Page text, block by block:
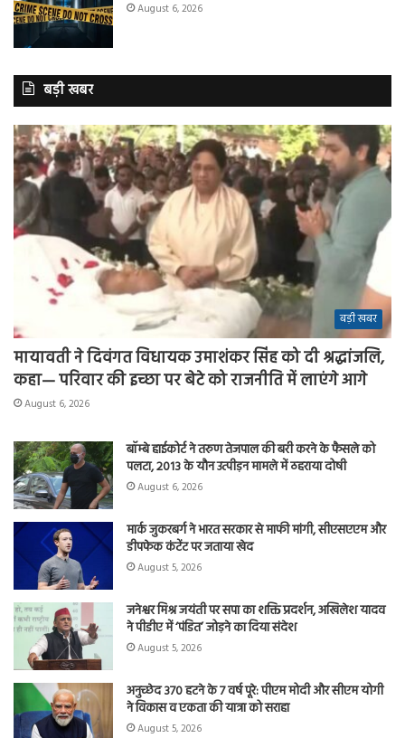
August 6, 2026
बड़ी खबर
बड़ी खबर
मायावती ने दिवंगत विधायक उमाशंकर सिंह को दी श्रद्धांजलि,
कहा— परिवार की इच्छा पर बेटे को राजनीति में लाएंगे आगे
August 6, 2026
बॉम्बे हाईकोर्ट ने तरुण तेजपाल की बरी करने के फैसले को
पलटा, 2013 के यौन उत्पीड़न मामले में ठहराया दोषी
August 6, 2026
मार्क जुकरबर्ग ने भारत सरकार से माफी मांगी, सीएसएएम और
डीपफेक कंटेंट पर जताया खेद
August 5, 2026
जनेश्वर मिश्र जयंती पर सपा का शक्ति प्रदर्शन, अखिलेश यादव
ने पीडीए में ‘पंडित’ जोड़ने का दिया संदेश
August 5, 2026
अनुच्छेद 370 हटने के 7 वर्ष पूरे: पीएम मोदी और सीएम योगी
ने विकास व एकता की यात्रा को सराहा
August 5, 2026